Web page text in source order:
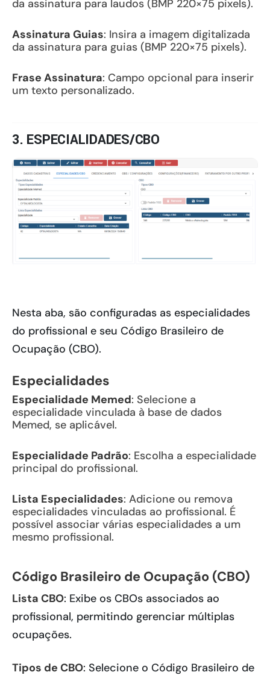
da assinatura para laudos (BMP 220×75 pixels).
Assinatura Guias: Insira a imagem digitalizada
da assinatura para guias (BMP 220×75 pixels).
Frase Assinatura: Campo opcional para inserir
um texto personalizado.
3. ESPECIALIDADES/CBO
Nesta aba, são configuradas as especialidades
do profissional e seu Código Brasileiro de
Ocupação (CBO).
Especialidades
Especialidade Memed: Selecione a
especialidade vinculada à base de dados
Memed, se aplicável.
Especialidade Padrão: Escolha a especialidade
principal do profissional.
Lista Especialidades: Adicione ou remova
especialidades vinculadas ao profissional. É
possível associar várias especialidades a um
mesmo profissional.
Código Brasileiro de Ocupação (CBO)
Lista CBO: Exibe os CBOs associados ao
profissional, permitindo gerenciar múltiplas
ocupações.
Tipos de CBO: Selecione o Código Brasileiro de